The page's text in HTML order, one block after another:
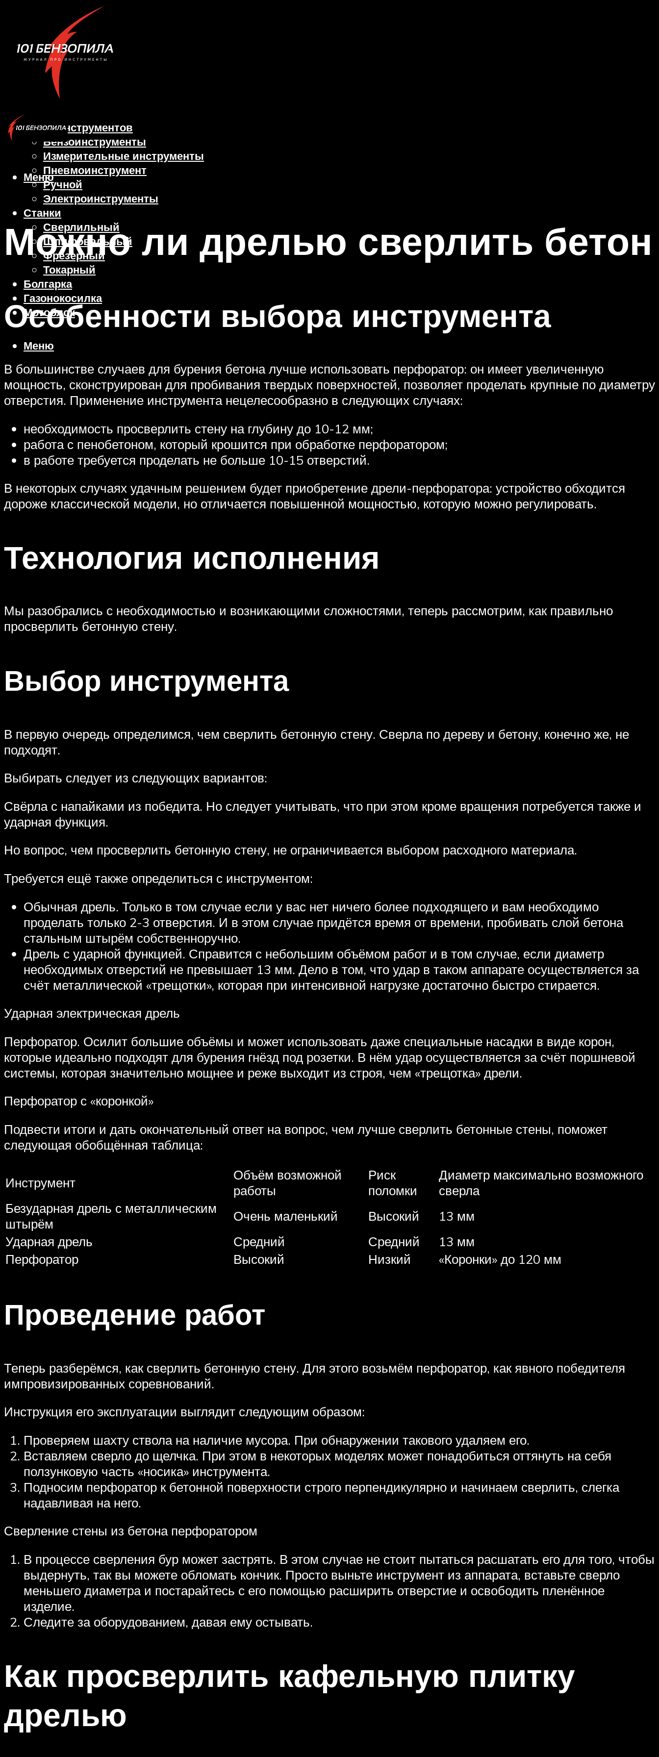
Виды инструментов
Бензоинструменты
Измерительные инструменты
Пневмоинструмент
Ручной
Электроинструменты
Станки
Сверлильный
Шлифовальный
Фрезерный
Токарный
Болгарка
Газонокосилка
Мотоблок
Меню
Меню
Можно ли дрелью сверлить бетон
Особенности выбора инструмента
В большинстве случаев для бурения бетона лучше использовать перфоратор: он имеет увеличенную
мощность, сконструирован для пробивания твердых поверхностей, позволяет проделать крупные по диаметру
отверстия. Применение инструмента нецелесообразно в следующих случаях:
необходимость просверлить стену на глубину до 10-12 мм;
работа с пенобетоном, который крошится при обработке перфоратором;
в работе требуется проделать не больше 10-15 отверстий.
В некоторых случаях удачным решением будет приобретение дрели-перфоратора: устройство обходится
дороже классической модели, но отличается повышенной мощностью, которую можно регулировать.
Технология исполнения
Мы разобрались с необходимостью и возникающими сложностями, теперь рассмотрим, как правильно
просверлить бетонную стену.
Выбор инструмента
В первую очередь определимся, чем сверлить бетонную стену. Сверла по дереву и бетону, конечно же, не
подходят.
Выбирать следует из следующих вариантов:
Свёрла с напайками из победита. Но следует учитывать, что при этом кроме вращения потребуется также и
ударная функция.
Но вопрос, чем просверлить бетонную стену, не ограничивается выбором расходного материала.
Требуется ещё также определиться с инструментом:
Обычная дрель. Только в том случае если у вас нет ничего более подходящего и вам необходимо
проделать только 2-3 отверстия. И в этом случае придётся время от времени, пробивать слой бетона
стальным штырём собственноручно.
Дрель с ударной функцией. Справится с небольшим объёмом работ и в том случае, если диаметр
необходимых отверстий не превышает 13 мм. Дело в том, что удар в таком аппарате осуществляется за
счёт металлической «трещотки», которая при интенсивной нагрузке достаточно быстро стирается.
Ударная электрическая дрель
Перфоратор. Осилит большие объёмы и может использовать даже специальные насадки в виде корон,
которые идеально подходят для бурения гнёзд под розетки. В нём удар осуществляется за счёт поршневой
системы, которая значительно мощнее и реже выходит из строя, чем «трещотка» дрели.
Перфоратор с «коронкой»
Подвести итоги и дать окончательный ответ на вопрос, чем лучше сверлить бетонные стены, поможет
следующая обобщённая таблица:
Инструмент
Объём возможной
работы
Риск
поломки
Диаметр максимально возможного
сверла
Безударная дрель с металлическим
штырём
Очень маленький Высокий
13 мм
Ударная дрель
Средний Средний
13 мм
Перфоратор
Высокий Низкий «Коронки» до 120 мм
Проведение работ
Теперь разберёмся, как сверлить бетонную стену. Для этого возьмём перфоратор, как явного победителя
импровизированных соревнований.
Инструкция его эксплуатации выглядит следующим образом:
Проверяем шахту ствола на наличие мусора. При обнаружении такового удаляем его.
Вставляем сверло до щелчка. При этом в некоторых моделях может понадобиться оттянуть на себя
ползунковую часть «носика» инструмента.
Подносим перфоратор к бетонной поверхности строго перпендикулярно и начинаем сверлить, слегка
надавливая на него.
Сверление стены из бетона перфоратором
В процессе сверления бур может застрять. В этом случае не стоит пытаться расшатать его для того, чтобы
выдернуть, так вы можете обломать кончик. Просто выньте инструмент из аппарата, вставьте сверло
меньшего диаметра и постарайтесь с его помощью расширить отверстие и освободить пленённое
изделие.
Следите за оборудованием, давая ему остывать.
Как просверлить кафельную плитку
дрелью